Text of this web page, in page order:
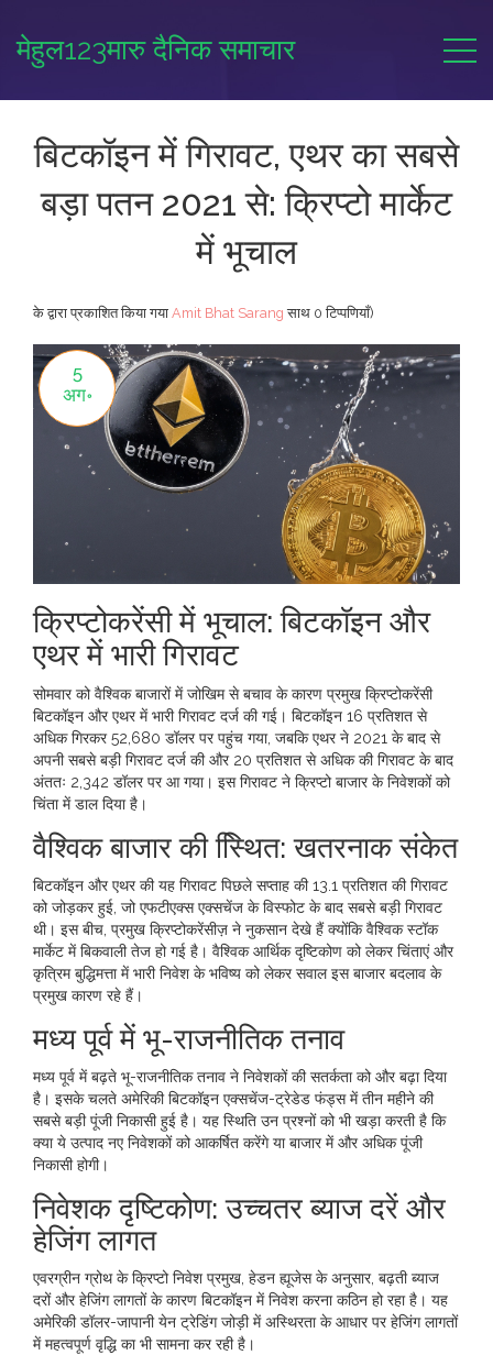
मेहुल123मारु दैनिक समाचार
बिटकॉइन में गिरावट, एथर का सबसे
बड़ा पतन 2021 से: क्रिप्टो मार्केट
में भूचाल
के द्वारा प्रकाशित किया गया Amit Bhat Sarang साथ 0 टिप्पणियाँ)
5
अग॰
क्रिप्टोकरेंसी में भूचाल: बिटकॉइन और
एथर में भारी गिरावट
सोमवार को वैश्विक बाजारों में जोखिम से बचाव के कारण प्रमुख क्रिप्टोकरेंसी
बिटकॉइन और एथर में भारी गिरावट दर्ज की गई। बिटकॉइन 16 प्रतिशत से
अधिक गिरकर 52,680 डॉलर पर पहुंच गया, जबकि एथर ने 2021 के बाद से
अपनी सबसे बड़ी गिरावट दर्ज की और 20 प्रतिशत से अधिक की गिरावट के बाद
अंततः 2,342 डॉलर पर आ गया। इस गिरावट ने क्रिप्टो बाजार के निवेशकों को
चिंता में डाल दिया है।
वैश्विक बाजार की स्थिित: खतरनाक संकेत
बिटकॉइन और एथर की यह गिरावट पिछले सप्ताह की 13.1 प्रतिशत की गिरावट
को जोड़कर हुई, जो एफटीएक्स एक्सचेंज के विस्फोट के बाद सबसे बड़ी गिरावट
थी। इस बीच, प्रमुख क्रिप्टोकरेंसीज़ ने नुकसान देखे हैं क्योंकि वैश्विक स्टॉक
मार्केट में बिकवाली तेज हो गई है। वैश्विक आर्थिक दृष्टिकोण को लेकर चिंताएं और
कृत्रिम बुद्धिमत्ता में भारी निवेश के भविष्य को लेकर सवाल इस बाजार बदलाव के
प्रमुख कारण रहे हैं।
मध्य पूर्व में भू-राजनीतिक तनाव
मध्य पूर्व में बढ़ते भू-राजनीतिक तनाव ने निवेशकों की सतर्कता को और बढ़ा दिया
है। इसके चलते अमेरिकी बिटकॉइन एक्सचेंज-ट्रेडेड फंड्स में तीन महीने की
सबसे बड़ी पूंजी निकासी हुई है। यह स्थिति उन प्रश्नों को भी खड़ा करती है कि
क्या ये उत्पाद नए निवेशकों को आकर्षित करेंगे या बाजार में और अधिक पूंजी
निकासी होगी।
निवेशक दृष्टिकोण: उच्चतर ब्याज दरें और
हेजिंग लागत
एवरग्रीन ग्रोथ के क्रिप्टो निवेश प्रमुख, हेडन ह्यूजेस के अनुसार, बढ़ती ब्याज
दरों और हेजिंग लागतों के कारण बिटकॉइन में निवेश करना कठिन हो रहा है। यह
अमेरिकी डॉलर-जापानी येन ट्रेडिंग जोड़ी में अस्थिरता के आधार पर हेजिंग लागतों
में महत्वपूर्ण वृद्धि का भी सामना कर रही है।